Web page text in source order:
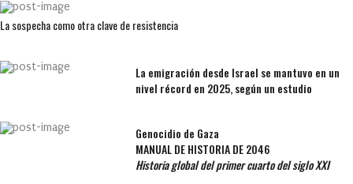
La sospecha como otra clave de resistencia
La emigración desde Israel se mantuvo en un
nivel récord en 2025, según un estudio
Genocidio de Gaza
MANUAL DE HISTORIA DE 2046
Historia global del primer cuarto del siglo XXI